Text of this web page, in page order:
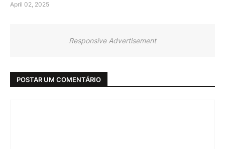
April 02, 2025
Responsive Advertisement
POSTAR UM COMENTÁRIO